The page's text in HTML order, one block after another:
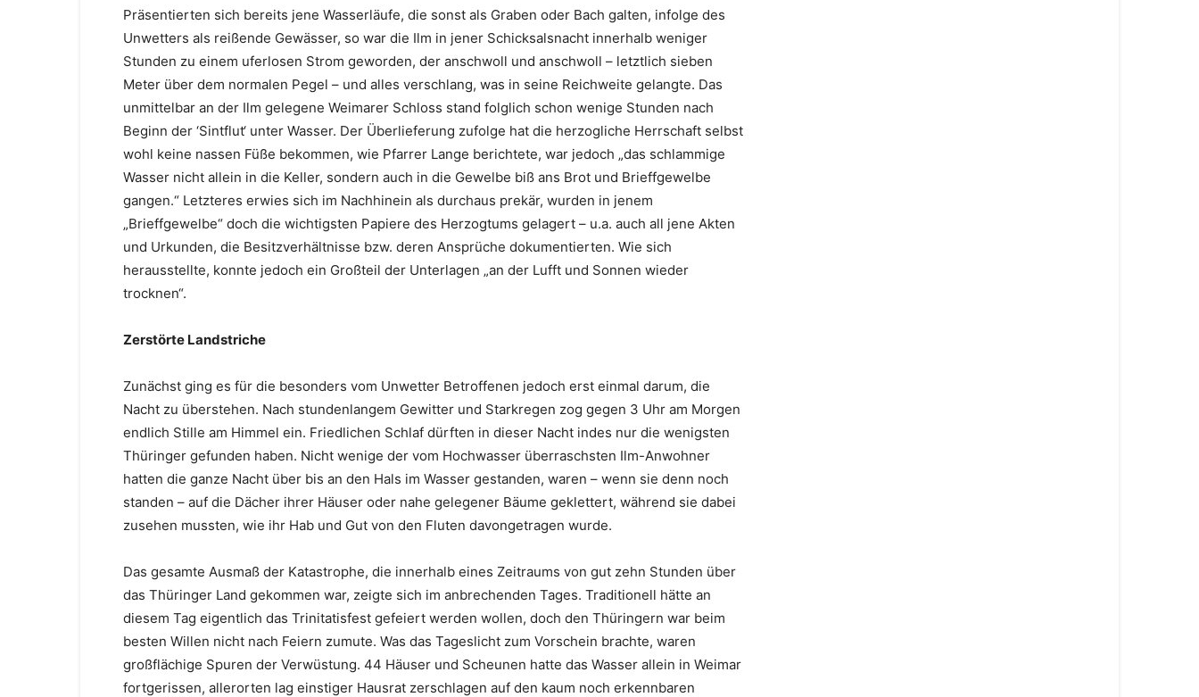
Präsentierten sich bereits jene Wasserläufe, die sonst als Graben oder Bach galten, infolge des
Unwetters als reißende Gewässer, so war die Ilm in jener Schicksalsnacht innerhalb weniger
Stunden zu einem uferlosen Strom geworden, der anschwoll und anschwoll – letztlich sieben
Meter über dem normalen Pegel – und alles verschlang, was in seine Reichweite gelangte. Das
unmittelbar an der Ilm gelegene Weimarer Schloss stand folglich schon wenige Stunden nach
Beginn der ‘Sintflut‘ unter Wasser. Der Überlieferung zufolge hat die herzogliche Herrschaft selbst
wohl keine nassen Füße bekommen, wie Pfarrer Lange berichtete, war jedoch „das schlammige
Wasser nicht allein in die Keller, sondern auch in die Gewelbe biß ans Brot und Brieffgewelbe
gangen.“ Letzteres erwies sich im Nachhinein als durchaus prekär, wurden in jenem
„Brieffgewelbe“ doch die wichtigsten Papiere des Herzogtums gelagert – u.a. auch all jene Akten
und Urkunden, die Besitzverhältnisse bzw. deren Ansprüche dokumentierten. Wie sich
herausstellte, konnte jedoch ein Großteil der Unterlagen „an der Lufft und Sonnen wieder
trocknen“.
Zerstörte Landstriche
Zunächst ging es für die besonders vom Unwetter Betroffenen jedoch erst einmal darum, die
Nacht zu überstehen. Nach stundenlangem Gewitter und Starkregen zog gegen 3 Uhr am Morgen
endlich Stille am Himmel ein. Friedlichen Schlaf dürften in dieser Nacht indes nur die wenigsten
Thüringer gefunden haben. Nicht wenige der vom Hochwasser überraschsten Ilm-Anwohner
hatten die ganze Nacht über bis an den Hals im Wasser gestanden, waren – wenn sie denn noch
standen – auf die Dächer ihrer Häuser oder nahe gelegener Bäume geklettert, während sie dabei
zusehen mussten, wie ihr Hab und Gut von den Fluten davongetragen wurde.
Das gesamte Ausmaß der Katastrophe, die innerhalb eines Zeitraums von gut zehn Stunden über
das Thüringer Land gekommen war, zeigte sich im anbrechenden Tages. Traditionell hätte an
diesem Tag eigentlich das Trinitatisfest gefeiert werden wollen, doch den Thüringern war beim
besten Willen nicht nach Feiern zumute. Was das Tageslicht zum Vorschein brachte, waren
großflächige Spuren der Verwüstung. 44 Häuser und Scheunen hatte das Wasser allein in Weimar
fortgerissen, allerorten lag einstiger Hausrat zerschlagen auf den kaum noch erkennbaren